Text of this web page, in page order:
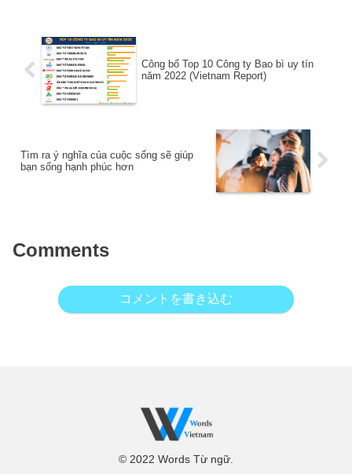
Công bố Top 10 Công ty Bao bì uy tín
năm 2022 (Vietnam Report)
Tìm ra ý nghĩa của cuộc sống sẽ giúp
bạn sống hạnh phúc hơn
Comments
コメントを書き込む
© 2022 Words Từ ngữ.